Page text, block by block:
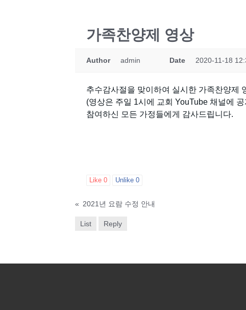
가족찬양제 영상
Author admin Date 2020-11-18
추수감사절을 맞이하여 실시한 가족찬양제
(영상은 주일 1시에 교회 YouTube 채널에
참여하신 모든 가정들에게 감사드립니다.
Like 0 Unlike 0
« 2021년 요람 수정 안내
List Reply